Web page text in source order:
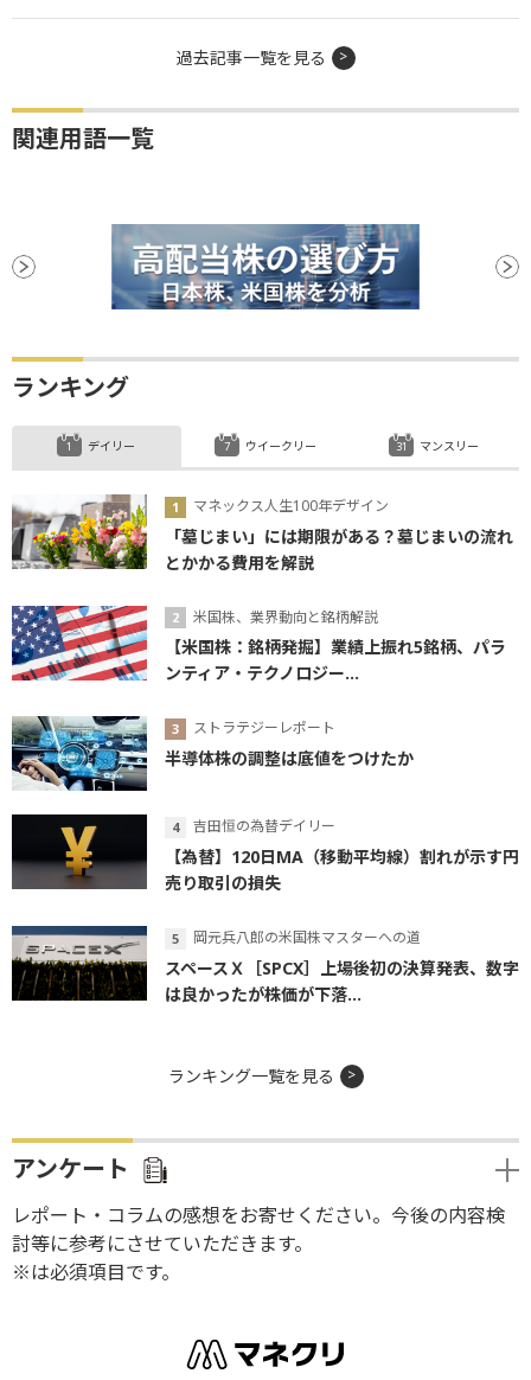
過去記事一覧を見る
関連用語一覧
ランキング
デイリー
マネックス人生100年デザイン
「墓じまい」には期限がある？墓じまいの流れ
とかかる費用を解説
米国株、業界動向と銘柄解説
【米国株：銘柄発掘】業績上振れ5銘柄、パラ
ンティア・テクノロジー...
ストラテジーレポート
半導体株の調整は底値をつけたか
吉田恒の為替デイリー
【為替】120日MA（移動平均線）割れが示す円
売り取引の損失
岡元兵八郎の米国株マスターへの道
スペースＸ［SPCX］上場後初の決算発表、数字
は良かったが株価が下落...
ウイークリー マンスリー
ランキング一覧を見る
アンケート
レポート・コラムの感想をお寄せください。今後の内容検
討等に参考にさせていただきます。
※は必須項目です。